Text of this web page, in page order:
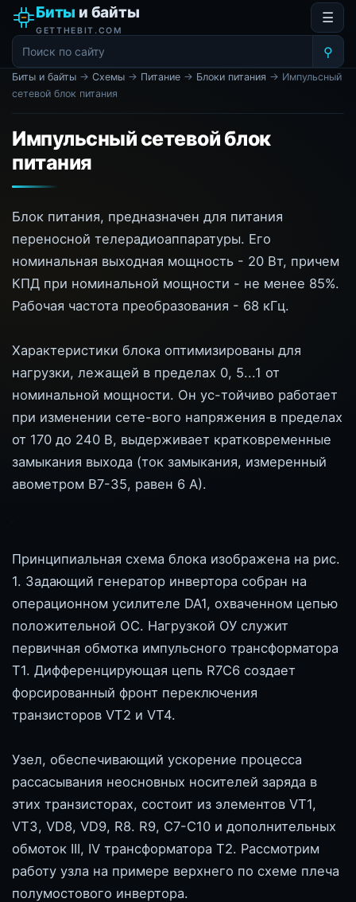
Биты и байты
GETTHEBIT.COM
☰
⚲
Биты и байты → Схемы → Питание → Блоки питания → Импульсный
сетевой блок питания
Импульсный сетевой блок
питания
Блок питания, предназначен для питания
переносной телерадиоаппаратуры. Его
номинальная выходная мощность - 20 Вт, причем
КПД при номинальной мощности - не менее 85%.
Рабочая частота преобразования - 68 кГц.
Характеристики блока оптимизированы для
нагрузки, лежащей в пределах 0, 5...1 от
номинальной мощности. Он ус-тойчиво работает
при изменении сете-вого напряжения в пределах
от 170 до 240 В, выдерживает кратковременные
замыкания выхода (ток замыкания, измеренный
авометром В7-35, равен 6 А).
Принципиальная схема блока изображена на рис.
1. Задающий генератор инвертора собран на
операционном усилителе DA1, охваченном цепью
положительной ОС. Нагрузкой ОУ служит
первичная обмотка импульсного трансформатора
Т1. Дифференцирующая цепь R7C6 создает
форсированный фронт переключения
транзисторов VT2 и VT4.
Узел, обеспечивающий ускорение процесса
рассасывания неосновных носителей заряда в
этих транзисторах, состоит из элементов VT1,
VT3, VD8, VD9, R8. R9, С7-С10 и дополнительных
обмоток III, IV трансформатора Т2. Рассмотрим
работу узла на примере верхнего по схеме плеча
полумостового инвертора.